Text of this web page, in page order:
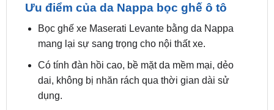
Ưu điểm của da Nappa bọc ghế ô tô
Bọc ghế xe Maserati Levante bằng da Nappa
mang lại sự sang trọng cho nội thất xe.
Có tính đàn hồi cao, bề mặt da mềm mại, dẻo
dai, không bị nhăn rách qua thời gian dài sử
dụng.